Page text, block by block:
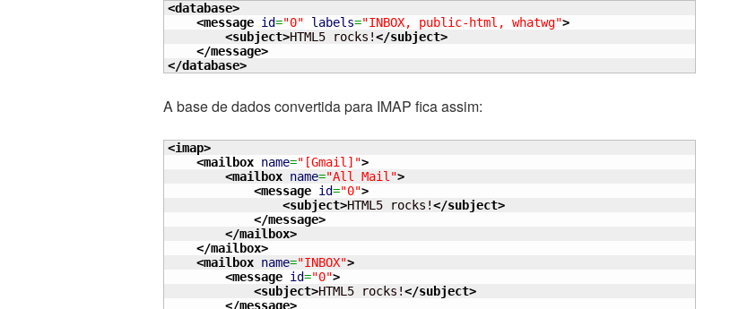
<database>
<message id="0" labels="INBOX, public-html, whatwg">
<subject>HTML5 rocks!</subject>
</message>
</database>
A base de dados convertida para IMAP fica assim:
<imap>
<mailbox name="[Gmail]">
<mailbox name="All Mail">
<message id="0">
<subject>HTML5 rocks!</subject>
</message>
</mailbox>
</mailbox>
<mailbox name="INBOX">
<message id="0">
<subject>HTML5 rocks!</subject>
</message>